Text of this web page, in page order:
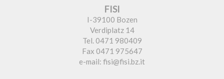
FISI
I-39100 Bozen
Verdiplatz 14
Tel. 0471 980409
Fax 0471 975647
e-mail: fisi@fisi.bz.it